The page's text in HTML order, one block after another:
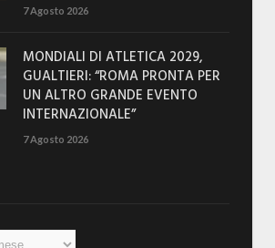
7 Agosto 2026
MONDIALI DI ATLETICA 2029,
GUALTIERI: “ROMA PRONTA PER
UN ALTRO GRANDE EVENTO
INTERNAZIONALE”
7 Agosto 2026